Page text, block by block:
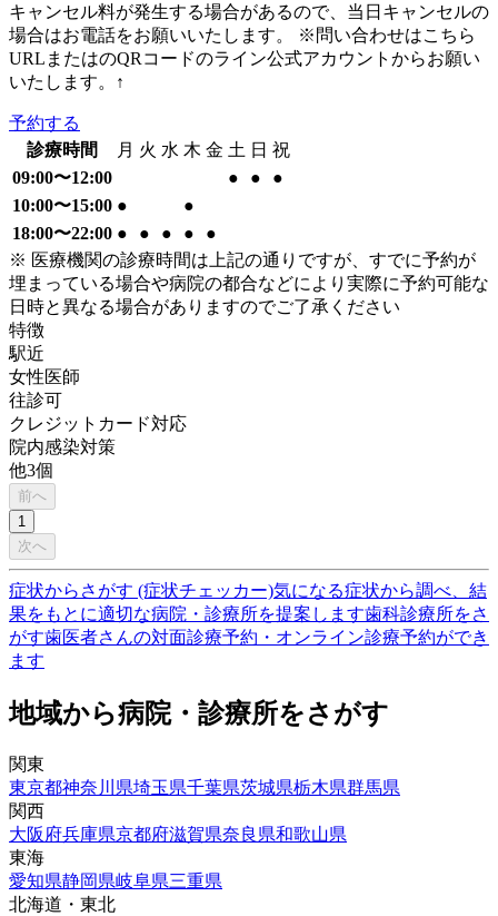
キャンセル料が発生する場合があるので、当日キャンセルの
場合はお電話をお願いいたします。 ※問い合わせはこちら
URLまたはのQRコードのライン公式アカウントからお願い
いたします。↑
予約する
診療時間
月 火 水 木 金 土 日 祝
09:00〜12:00
● ●
●
10:00〜15:00 ●
●
18:00〜22:00 ● ● ● ●
●
※ 医療機関の診療時間は上記の通りですが、すでに予約が
埋まっている場合や病院の都合などにより実際に予約可能な
日時と異なる場合がありますのでご了承ください
特徴
駅近
女性医師
往診可
クレジットカード対応
院内感染対策
他3個
前へ
1
次へ
症状からさがす (症状チェッカー)気になる症状から調べ、結
果をもとに適切な病院・診療所を提案します歯科診療所をさ
がす歯医者さんの対面診療予約・オンライン診療予約ができ
ます
地域から病院・診療所をさがす
関東
東京都神奈川県埼玉県千葉県茨城県栃木県群馬県
関西
大阪府兵庫県京都府滋賀県奈良県和歌山県
東海
愛知県静岡県岐阜県三重県
北海道・東北